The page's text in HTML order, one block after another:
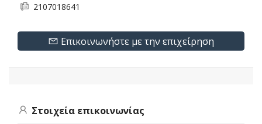
2107018641
Επικοινωνήστε με την επιχείρηση
Στοιχεία επικοινωνίας